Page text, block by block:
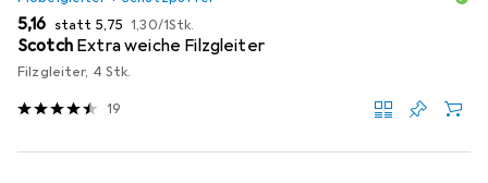
EUR
5,16 statt EUR
5,75 EUR
1,30/1Stk.
Scotch Extra weiche Filzgleiter
Filzgleiter, 4 Stk.
19